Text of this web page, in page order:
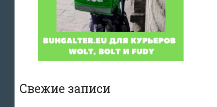
Свежие записи